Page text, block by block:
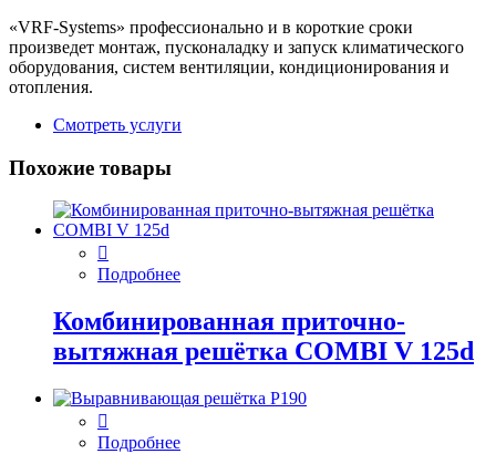
«VRF-Systems» профессионально и в короткие сроки
произведет монтаж, пусконаладку и запуск климатического
оборудования, систем вентиляции, кондиционирования и
отопления.
Смотреть услуги
Похожие товары
Подробнее
Комбинированная приточно-
вытяжная решётка COMBI V 125d
Подробнее